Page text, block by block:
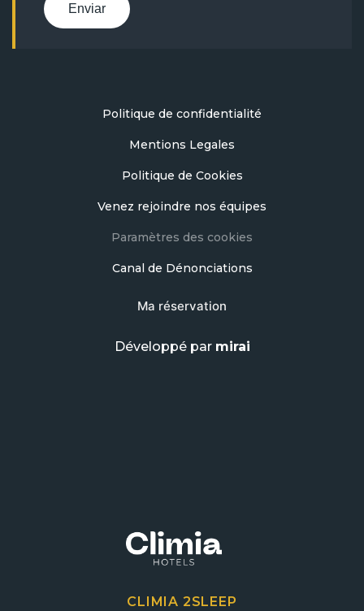
Enviar
Politique de confidentialité
Mentions Legales
Politique de Cookies
Venez rejoindre nos équipes
Paramètres des cookies
Canal de Dénonciations
Ma réservation
Développé par mirai
CLIMIA 2SLEEP